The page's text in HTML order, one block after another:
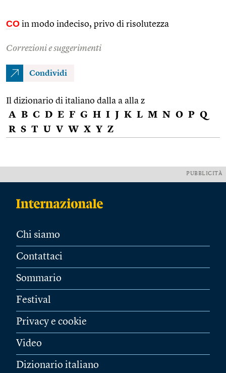
CO in modo indeciso, privo di risolutezza
Correzioni e suggerimenti
Condividi
Il dizionario di italiano dalla a alla z
A B C D E F G H I J K L M N O P Q
R S T U V W X Y Z
PUBBLICITÀ
Chi siamo
Contattaci
Sommario
Festival
Privacy e cookie
Video
Dizionario italiano